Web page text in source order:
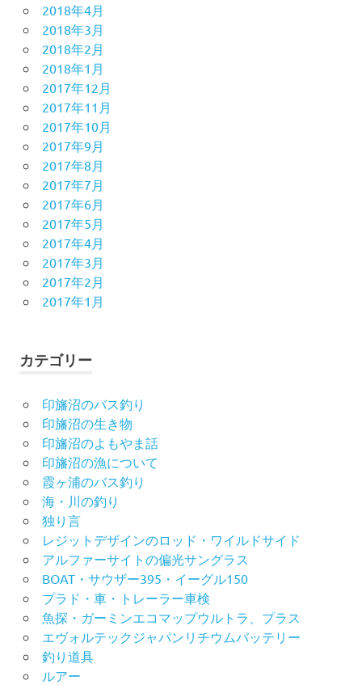
2018年4月
2018年3月
2018年2月
2018年1月
2017年12月
2017年11月
2017年10月
2017年9月
2017年8月
2017年7月
2017年6月
2017年5月
2017年4月
2017年3月
2017年2月
2017年1月
カテゴリー
印旛沼のバス釣り
印旛沼の生き物
印旛沼のよもやま話
印旛沼の漁について
霞ヶ浦のバス釣り
海・川の釣り
独り言
レジットデザインのロッド・ワイルドサイド
アルファーサイトの偏光サングラス
BOAT・サウザー395・イーグル150
プラド・車・トレーラー車検
魚探・ガーミンエコマップウルトラ、プラス
エヴォルテックジャパンリチウムバッテリー
釣り道具
ルアー